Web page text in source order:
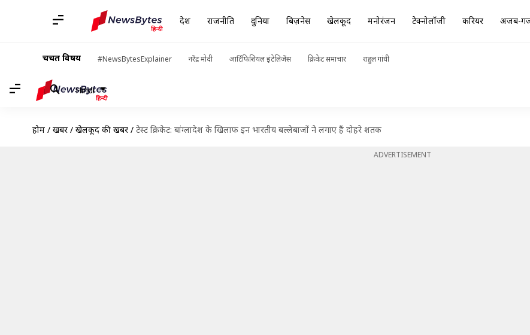
देश राजनीति दुनिया बिज़नेस खेलकूद मनोरंजन टेक्नोलॉजी करियर अजब-
चर्चित विषय #NewsBytesExplainer नरेंद्र मोदी आर्टिफिशियल इंटेलिजेंस क्रिकेट समाचार राहुल गांधी
Hindi
होम / खबरें / खेलकूद की खबरें / टेस्ट क्रिकेट: बांग्लादेश के खिलाफ इन भारतीय बल्लेबाजों ने लगाए हैं दोहरे शतक
ADVERTISEMENT